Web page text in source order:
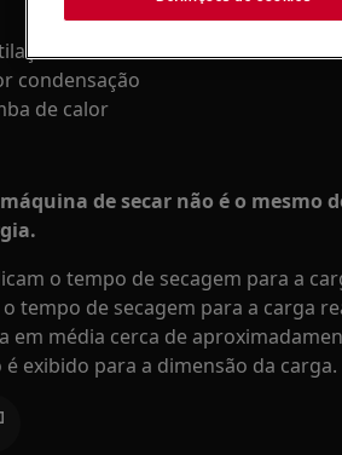
condensação
de calor
de secar não é o mesmo
o tempo de secagem para a
tempo de secagem para a carga
em média cerca de
exibido para a dimensão da carga.